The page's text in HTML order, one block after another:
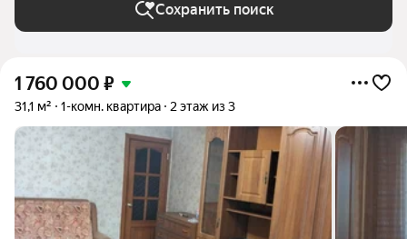
Сохранить поиск
1 760 000 ₽
31,1 м² 1-комн. квартира 2 этаж из 3